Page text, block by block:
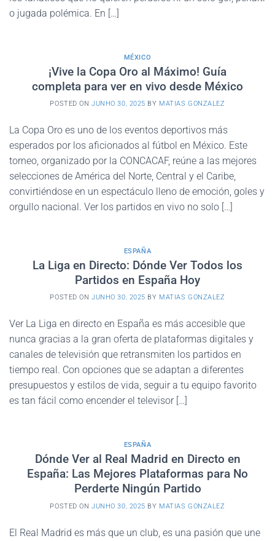
o jugada polémica. En […]
MÉXICO
¡Vive la Copa Oro al Máximo! Guía
completa para ver en vivo desde México
POSTED ONJUNHO 30, 2025 BY MATIAS GONZALEZ
La Copa Oro es uno de los eventos deportivos más
esperados por los aficionados al fútbol en México. Este
torneo, organizado por la CONCACAF, reúne a las mejores
selecciones de América del Norte, Central y el Caribe,
convirtiéndose en un espectáculo lleno de emoción, goles y
orgullo nacional. Ver los partidos en vivo no solo […]
ESPAÑA
La Liga en Directo: Dónde Ver Todos los
Partidos en España Hoy
POSTED ONJUNHO 30, 2025 BY MATIAS GONZALEZ
Ver La Liga en directo en España es más accesible que
nunca gracias a la gran oferta de plataformas digitales y
canales de televisión que retransmiten los partidos en
tiempo real. Con opciones que se adaptan a diferentes
presupuestos y estilos de vida, seguir a tu equipo favorito
es tan fácil como encender el televisor […]
ESPAÑA
Dónde Ver al Real Madrid en Directo en
España: Las Mejores Plataformas para No
Perderte Ningún Partido
POSTED ONJUNHO 30, 2025 BY MATIAS GONZALEZ
El Real Madrid es más que un club, es una pasión que une